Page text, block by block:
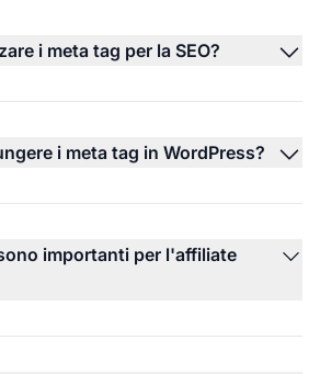
i meta tag per la SEO?
i meta tag in WordPress?
importanti per l'affiliate